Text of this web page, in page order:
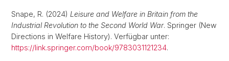
Snape, R. (2024) Leisure and Welfare in Britain from the
Industrial Revolution to the Second World War. Springer (New
Directions in Welfare History). Verfügbar unter:
https://link.springer.com/book/9783031121234.